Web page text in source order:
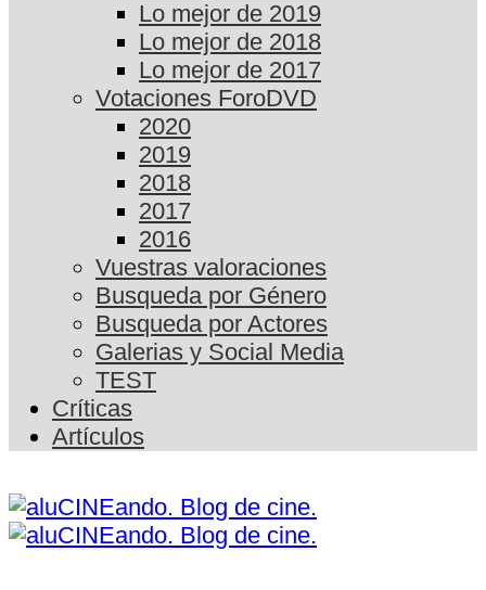
Lo mejor de 2019
Lo mejor de 2018
Lo mejor de 2017
Votaciones ForoDVD
2020
2019
2018
2017
2016
Vuestras valoraciones
Busqueda por Género
Busqueda por Actores
Galerias y Social Media
TEST
Críticas
Artículos